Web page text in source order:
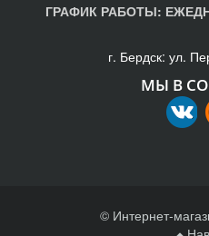
ГРАФИК РАБОТЫ:
г. Бердск: ул.
МЫ В
© Интернет-